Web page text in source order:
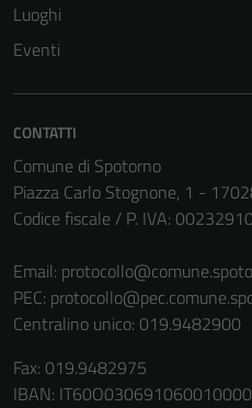
Luoghi
Eventi
CONTATTI
Comune di Spotorno
Piazza Carlo Stognone, 1 -
Codice fiscale / P. IVA:
Email:
PEC:
Centralino unico: 019.9482900
Fax: 019.9482975
IBAN: